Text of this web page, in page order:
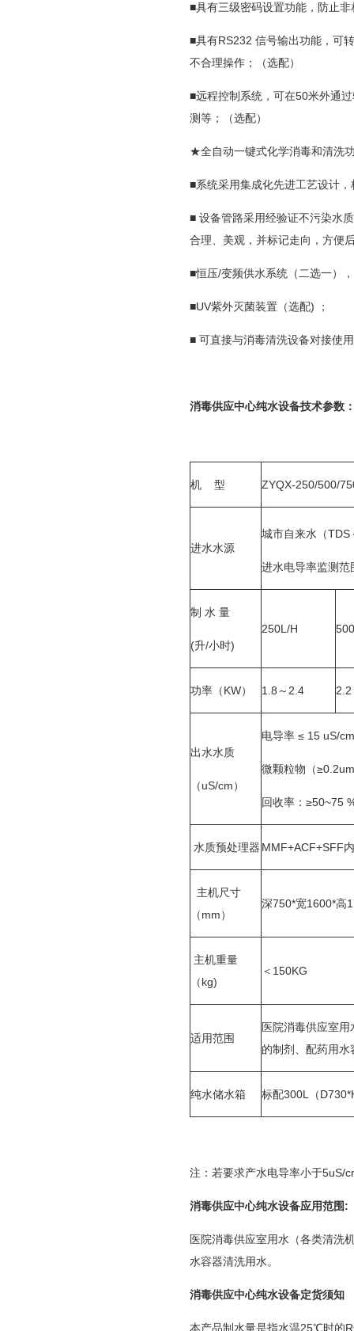
■具有三级密码设置功能，防止
■具有RS232 信号输出功能，可
不合理操作；（选配）
■远程控制系统，可在50米外通
测等；（选配）
★全自动一键式化学消毒和清洗
■系统采用集成化先进工艺设计
■ 设备管路采用经验证不污染水
合理、美观，并标记走向，方便
■恒压/变频供水系统（二选一）
■UV紫外灭菌装置（选配) ；
■ 可直接与消毒清洗设备对接使
消毒供应中心纯水设备技术参数
机 型 ZYQX-250/500/
进水水源
城市自来水（
进水电导率监测
制 水 量
(升/小时)
250L/H
功率（KW） 1.8～2.4 2.2
出水水质
（uS/cm）
电导率 ≤ 15 uS/
微颗粒物（
回收率：≥50~75
水质预处理器 MMF+ACF+SFF
主机尺寸
（mm）
深750*宽1600*高
主机重量
（kg)
＜150KG
适用范围
医院消毒供应室
的制剂、配药用
纯水储水箱 标配300L（
注：若要求产水电导率小于5uS/
消毒供应中心纯水设备应用范围:
医院消毒供应室用水（各类清洗
水容器清洗用水。
消毒供应中心纯水设备定货须知
本产品制水量是指水温25℃时的